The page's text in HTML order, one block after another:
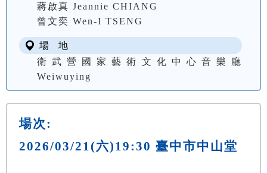
蔣啟真 Jeannie CHIANG
曾文奕 Wen-I TSENG
場 地
衛武營國家藝術文化中心音樂廳
Weiwuying
場次:
2026/03/21(六)19:30 臺中市中山堂